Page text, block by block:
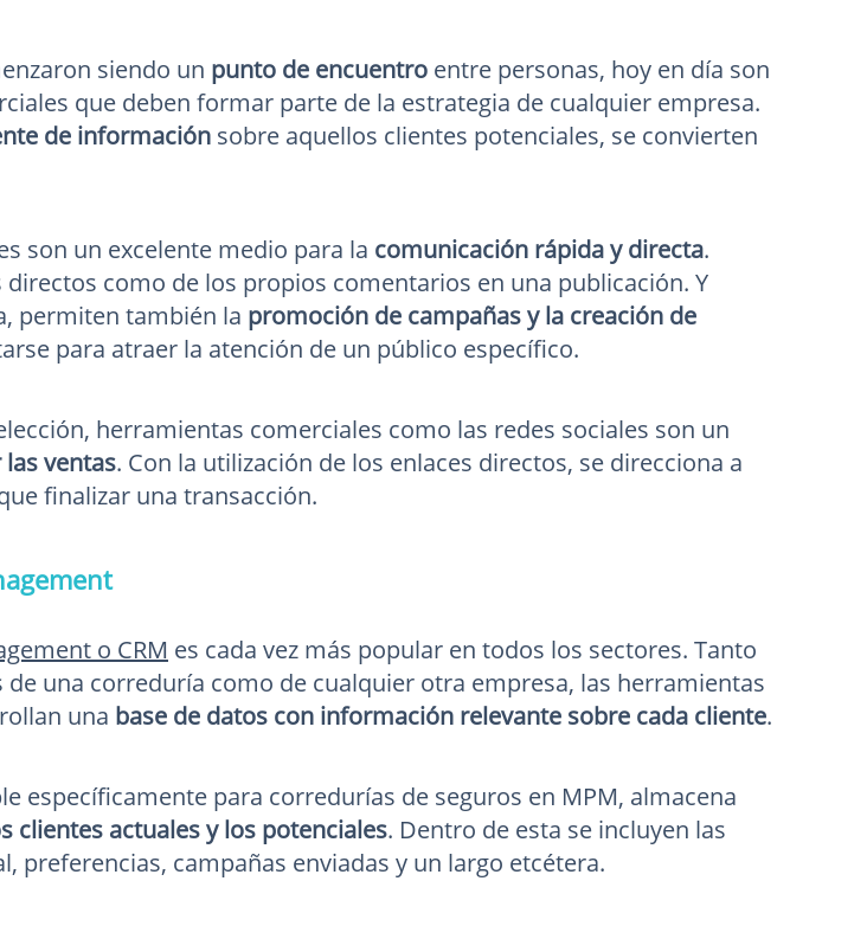
siendo un punto de encuentro entre personas, hoy en día son
que deben formar parte de la estrategia de cualquier empresa.
de información sobre aquellos clientes potenciales, se convierten
son un excelente medio para la comunicación rápida y directa.
como de los propios comentarios en una publicación. Y
permiten también la promoción de campañas y la creación de
para atraer la atención de un público específico.
herramientas comerciales como las redes sociales son un
ventas. Con la utilización de los enlaces directos, se direcciona a
finalizar una transacción.
o CRM es cada vez más popular en todos los sectores. Tanto
de una correduría como de cualquier otra empresa, las herramientas
una base de datos con información relevante sobre cada cliente.
específicamente para corredurías de seguros en MPM, almacena
clientes actuales y los potenciales. Dentro de esta se incluyen las
preferencias, campañas enviadas y un largo etcétera.